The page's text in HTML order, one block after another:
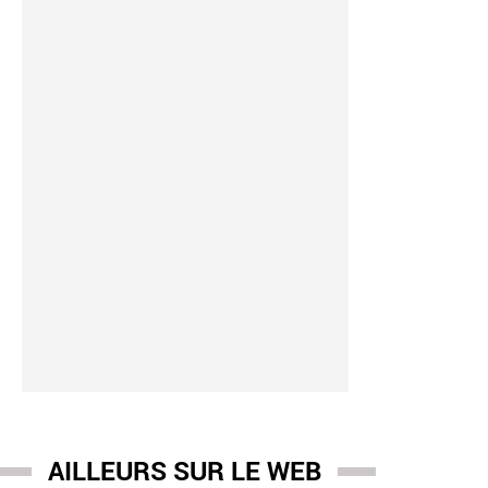
AILLEURS SUR LE WEB